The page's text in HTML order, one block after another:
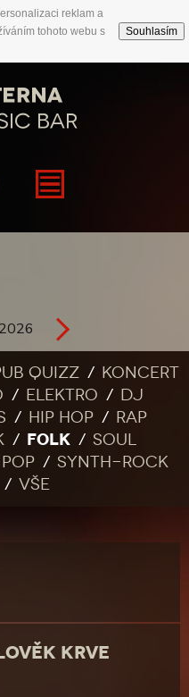
reklam a
tohoto webu s
Souhlasím
2026
quizz
Koncert
Elektro
DJ
Hip Hop
Rap
FOLK
Soul
Synth-rock
Vše
KRVE